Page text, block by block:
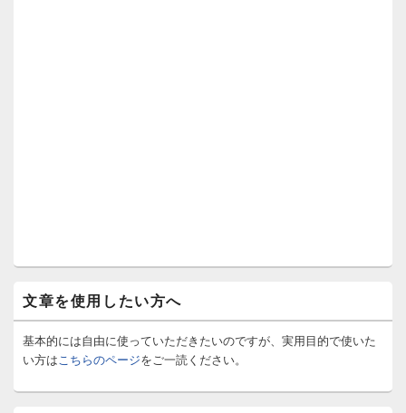
文章を使用したい方へ
基本的には自由に使っていただきたいのですが、実用目的で使いた
い方は こちらのページをご一読ください。